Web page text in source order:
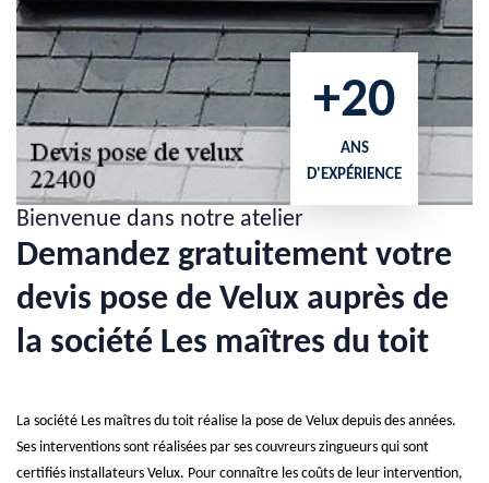
+20
ANS
D'EXPÉRIENCE
Bienvenue dans notre atelier
Demandez gratuitement votre
devis pose de Velux auprès de
la société Les maîtres du toit
La société Les maîtres du toit réalise la pose de Velux depuis des années.
Ses interventions sont réalisées par ses couvreurs zingueurs qui sont
certifiés installateurs Velux. Pour connaître les coûts de leur intervention,